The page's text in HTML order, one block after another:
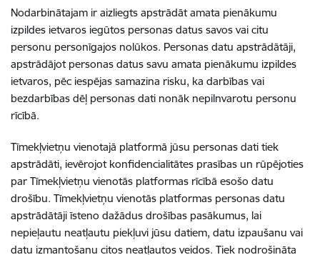
Nodarbinātajam ir aizliegts apstrādāt amata pienākumu
izpildes ietvaros iegūtos personas datus savos vai citu
personu personīgajos nolūkos. Personas datu apstrādātāji,
apstrādājot personas datus savu amata pienākumu izpildes
ietvaros, pēc iespējas samazina risku, ka darbības vai
bezdarbības dēļ personas dati nonāk nepilnvarotu personu
rīcībā.
Tīmekļvietņu vienotajā platformā jūsu personas dati tiek
apstrādāti, ievērojot konfidencialitātes prasības un rūpējoties
par Tīmekļvietņu vienotās platformas rīcībā esošo datu
drošību. Tīmekļvietņu vienotās platformas personas datu
apstrādātāji īsteno dažādus drošības pasākumus, lai
nepieļautu neatļautu piekļuvi jūsu datiem, datu izpaušanu vai
datu izmantošanu citos neatļautos veidos. Tiek nodrošināta